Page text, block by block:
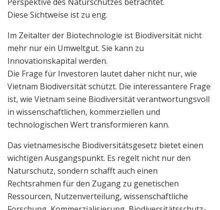
Diese Sichtweise ist zu eng.
Im Zeitalter der Biotechnologie ist Biodiversität nicht
mehr nur ein Umweltgut. Sie kann zu
Innovationskapital werden.
Die Frage für Investoren lautet daher nicht nur, wie
Vietnam Biodiversität schützt. Die interessantere Frage
ist, wie Vietnam seine Biodiversität verantwortungsvoll
in wissenschaftlichen, kommerziellen und
technologischen Wert transformieren kann.
Das vietnamesische Biodiversitätsgesetz bietet einen
wichtigen Ausgangspunkt. Es regelt nicht nur den
Naturschutz, sondern schafft auch einen
Rechtsrahmen für den Zugang zu genetischen
Ressourcen, Nutzenverteilung, wissenschaftliche